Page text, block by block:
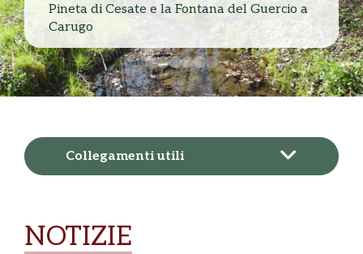
Pineta di Cesate e la Fontana del Guercio a
Carugo
Collegamenti utili
NOTIZIE